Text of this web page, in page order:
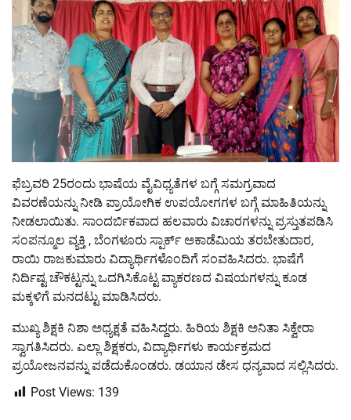
ಫೆಬ್ರವರಿ 25ರಂದು ಭಾಷೆಯ ವೈವಿಧ್ಯತೆಗಳ ಬಗ್ಗೆ ಸಮಗ್ರವಾದ
ವಿವರಣೆಯನ್ನು ನೀಡಿ ಪ್ರಾಯೋಗಿಕ ಉಪಯೋಗಗಳ ಬಗ್ಗೆ ಮಾಹಿತಿಯನ್ನು
ನೀಡಲಾಯಿತು. ಸಾಂದರ್ಬಿಕವಾದ ಹಲವಾರು ವಿಚಾರಗಳನ್ನು ಪ್ರಸ್ತುತಪಡಿಸಿ
ಸಂಪನ್ಮೂಲ ವ್ಯಕ್ತಿ , ಬೆಂಗಳೂರು ಸ್ಪಾರ್ಕ್ ಅಕಾಡೆಮಿಯ ತರಬೇತುದಾರ,
ರಾಯಿ ರಾಜಕುಮಾರು ವಿದ್ಯಾರ್ಥಿಗಳೊಂದಿಗೆ ಸಂವಹಿಸಿದರು. ಭಾಷೆಗೆ
ನಿರ್ದಿಷ್ಟ ಚೌಕಟ್ಟನ್ನು ಒದಗಿಸಿಕೊಟ್ಟ ವ್ಯಾಕರಣದ ವಿಷಯಗಳನ್ನು ಕೂಡ
ಮಕ್ಕಳಿಗೆ ಮನದಟ್ಟು ಮಾಡಿಸಿದರು.
ಮುಖ್ಯ ಶಿಕ್ಷಕಿ ನಿಶಾ ಅಧ್ಯಕ್ಷತೆ ವಹಿಸಿದ್ದರು. ಹಿರಿಯ ಶಿಕ್ಷಕಿ ಅನಿತಾ ಸಿಕ್ವೇರಾ
ಸ್ವಾಗತಿಸಿದರು. ಎಲ್ಲಾ ಶಿಕ್ಷಕರು, ವಿದ್ಯಾರ್ಥಿಗಳು ಕಾರ್ಯಕ್ರಮದ
ಪ್ರಯೋಜನವನ್ನು ಪಡೆದುಕೊಂಡರು. ಡಯಾನ ಡೇಸ ಧನ್ಯವಾದ ಸಲ್ಲಿಸಿದರು.
Post Views: 139